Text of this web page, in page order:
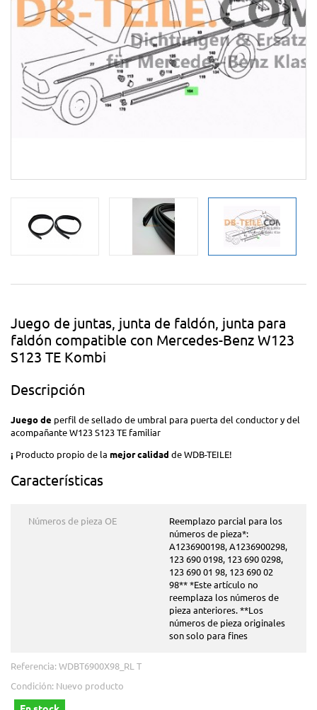
Juego de juntas, junta de faldón, junta para
faldón compatible con Mercedes-Benz W123
S123 TE Kombi
Descripción
Juego de perfil de sellado de umbral para puerta del conductor y del
acompañante W123 S123 TE familiar
¡ Producto propio de la mejor calidad de WDB-TEILE!
Características
Números de pieza OE
Reemplazo parcial para los
números de pieza*:
A1236900198, A1236900298,
123 690 0198, 123 690 0298,
123 690 01 98, 123 690 02
98** *Este artículo no
reemplaza los números de
pieza anteriores. **Los
números de pieza originales
son solo para fines
Referencia: WDBT6900X98_RL T
Condición: Nuevo producto